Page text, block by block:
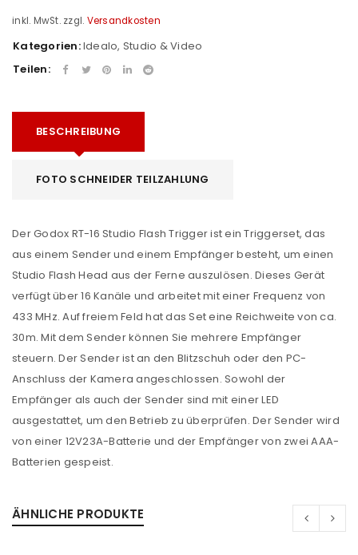
inkl. MwSt. zzgl. Versandkosten
Kategorien:Idealo, Studio & Video
Teilen:
BESCHREIBUNG
FOTO SCHNEIDER TEILZAHLUNG
Der Godox RT-16 Studio Flash Trigger ist ein Triggerset, das
aus einem Sender und einem Empfänger besteht, um einen
Studio Flash Head aus der Ferne auszulösen. Dieses Gerät
verfügt über 16 Kanäle und arbeitet mit einer Frequenz von
433 MHz. Auf freiem Feld hat das Set eine Reichweite von ca.
30m. Mit dem Sender können Sie mehrere Empfänger
steuern. Der Sender ist an den Blitzschuh oder den PC-
Anschluss der Kamera angeschlossen. Sowohl der
Empfänger als auch der Sender sind mit einer LED
ausgestattet, um den Betrieb zu überprüfen. Der Sender wird
von einer 12V23A-Batterie und der Empfänger von zwei AAA-
Batterien gespeist.
ÄHNLICHE PRODUKTE